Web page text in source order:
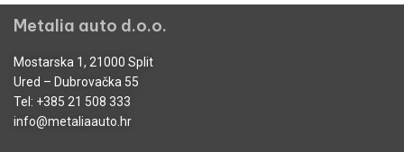
Metalia auto d.o.o.
Mostarska 1, 21000 Split
Ured – Dubrovačka 55
Tel: +385 21 508 333
info@metaliaauto.hr